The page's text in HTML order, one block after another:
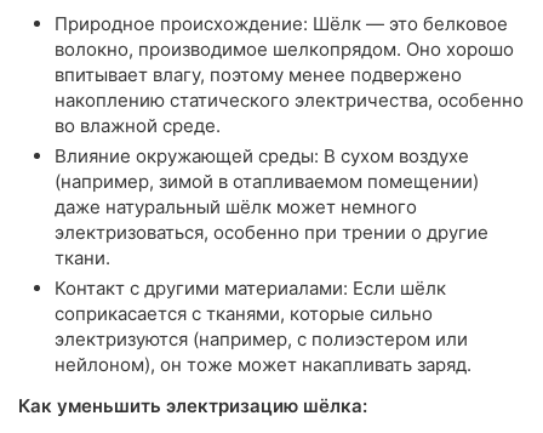
Природное происхождение: Шёлк — это белковое
волокно, производимое шелкопрядом. Оно хорошо
впитывает влагу, поэтому менее подвержено
накоплению статического электричества, особенно
во влажной среде.
Влияние окружающей среды: В сухом воздухе
(например, зимой в отапливаемом помещении)
даже натуральный шёлк может немного
электризоваться, особенно при трении о другие
ткани.
Контакт с другими материалами: Если шёлк
соприкасается с тканями, которые сильно
электризуются (например, с полиэстером или
нейлоном), он тоже может накапливать заряд.
Как уменьшить электризацию шёлка: